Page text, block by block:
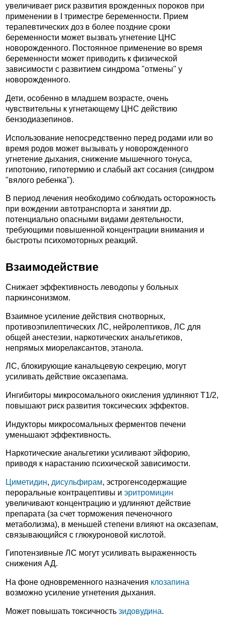
увеличивает риск развития врожденных пороков при
применении в I триместре беременности. Прием
терапевтических доз в более поздние сроки
беременности может вызвать угнетение ЦНС
новорожденного. Постоянное применение во время
беременности может приводить к физической
зависимости с развитием синдрома "отмены" у
новорожденного.
Дети, особенно в младшем возрасте, очень
чувствительны к угнетающему ЦНС действию
бензодиазепинов.
Использование непосредственно перед родами или во
время родов может вызывать у новорожденного
угнетение дыхания, снижение мышечного тонуса,
гипотонию, гипотермию и слабый акт сосания (синдром
"вялого ребенка").
В период лечения необходимо соблюдать осторожность
при вождении автотранспорта и занятии др.
потенциально опасными видами деятельности,
требующими повышенной концентрации внимания и
быстроты психомоторных реакций.
Взаимодействие
Снижает эффективность леводопы у больных
паркинсонизмом.
Взаимное усиление действия снотворных,
противоэпилептических ЛС, нейролептиков, ЛС для
общей анестезии, наркотических анальгетиков,
непрямых миорелаксантов, этанола.
ЛС, блокирующие канальцевую секрецию, могут
усиливать действие оксазепама.
Ингибиторы микросомального окисления удлиняют T1/2,
повышают риск развития токсических эффектов.
Индукторы микросомальных ферментов печени
уменьшают эффективность.
Наркотические анальгетики усиливают эйфорию,
приводя к нарастанию психической зависимости.
Циметидин, дисульфирам, эстрогенсодержащие
пероральные контрацептивы и эритромицин
увеличивают концентрацию и удлиняют действие
препарата (за счет торможения печеночного
метаболизма), в меньшей степени влияют на оксазепам,
связывающийся с глюкуроновой кислотой.
Гипотензивные ЛС могут усиливать выраженность
снижения АД.
На фоне одновременного назначения клозапина
возможно усиление угнетения дыхания.
Может повышать токсичность зидовудина.